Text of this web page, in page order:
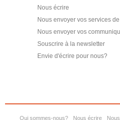
Nous écrire
Nous envoyer vos services
Nous envoyer vos
Souscrire à la newsletter
Envie d'écrire pour nous?
Qui sommes-nous? Nous écrire